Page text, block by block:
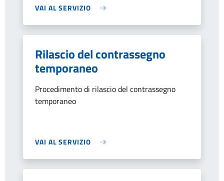
VAI AL SERVIZIO
Rilascio del contrassegno
temporaneo
Procedimento di rilascio del contrassegno
temporaneo
VAI AL SERVIZIO